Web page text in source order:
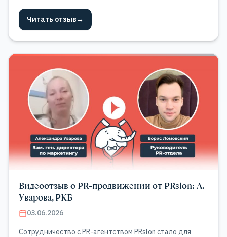
Читать отзыв→
Видеоотзыв о PR-продвижении от PRslon: А.
Уварова, РКБ
03.06.2026
Сотрудничество с PR-агентством PRslon стало для